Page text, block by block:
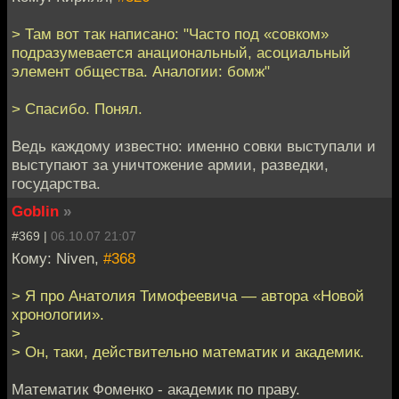
> Там вот так написано: "Часто под «совком»
подразумевается анациональный, асоциальный
элемент общества. Аналогии: бомж"
> Спасибо. Понял.
Ведь каждому известно: именно совки выступали и
выступают за уничтожение армии, разведки,
государства.
Goblin »
#369 | 06.10.07 21:07
Кому: Niven, #368
> Я про Анатолия Тимофеевича — автора «Новой
хронологии».
>
> Он, таки, действительно математик и академик.
Математик Фоменко - академик по праву.